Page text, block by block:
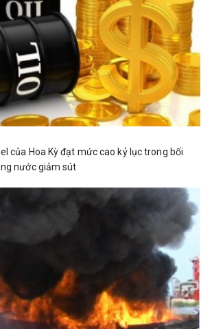
của Hoa Kỳ đạt mức cao kỷ lục trong bối
nước giảm sút